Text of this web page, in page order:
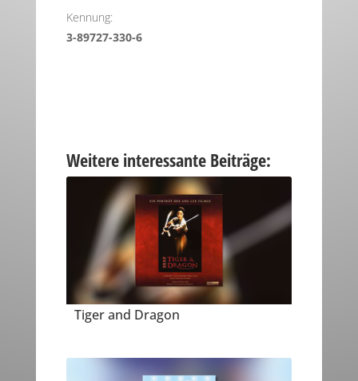
Kennung:
3-89727-330-6
Weitere interessante Beiträge:
Tiger and Dragon